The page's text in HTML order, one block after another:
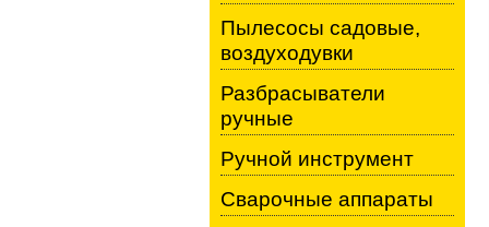
Пылесосы садовые,
воздуходувки
Разбрасыватели
ручные
Ручной инструмент
Сварочные аппараты